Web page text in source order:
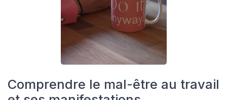
Comprendre le mal-être au travail